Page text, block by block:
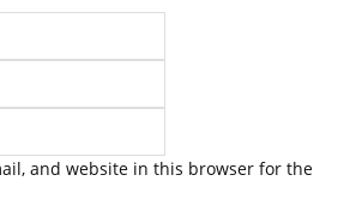
and website in this browser for the